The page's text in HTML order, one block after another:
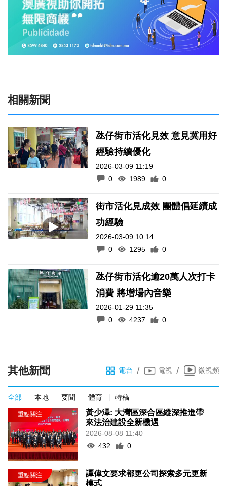
相關新聞
氹仔街市活化見效 意見冀用好
經驗持續優化
2026-03-09 11:19
0
1989 0
街市活化見成效 團體倡延續成
功經驗
2026-03-09 10:14
0
1295 0
氹仔街市活化逾20萬人次打卡
消費 將增場內音樂
2026-01-29 11:35
0
4237 0
其他新聞 電台 / 電視 / 微視頻
全部 本地 要聞 體育 特稿
黃少澤: 大灣區深合區縱深推進帶
來法治建設全新機遇
2026-08-08 11:40
432
0
譚偉文要求都更公司探索多元更新
模式